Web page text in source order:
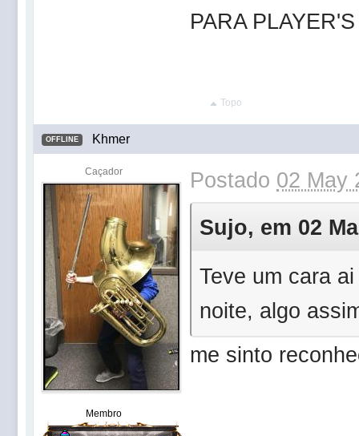
PARA
Topo
OFFLINE Khmer
Caçador
Membro
Postado 02 May
Sujo, em 02
Teve um cara
noite, algo
me sinto